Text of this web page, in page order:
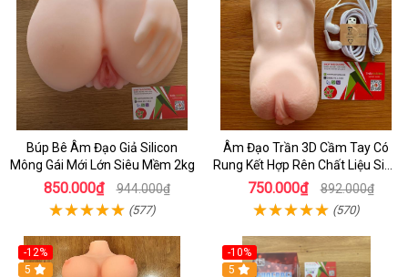
Búp Bê Âm Đạo Giả Silicon
Mông Gái Mới Lớn Siêu Mềm 2kg
850.000₫ 944.000₫
(577)
Âm Đạo Trần 3D Cầm Tay Có
Rung Kết Hợp Rên Chất Liệu Siêu
Mềm Dùng Cho Nam Giới Tự
Sướng
750.000₫ 892.000₫
(570)
-12%
5
-10%
5